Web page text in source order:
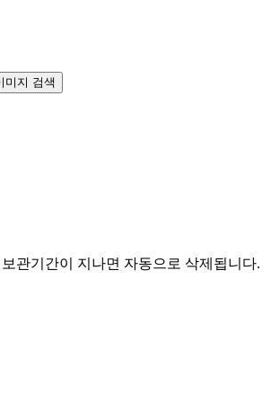
미지 검색
관기간이 지나면 자동으로 삭제됩니다.